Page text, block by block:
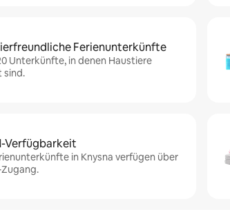
Ferienunterkünfte
Unterkünfte, in denen Haustiere
sind.
Verfügbarkeit
in Knysna verfügen über